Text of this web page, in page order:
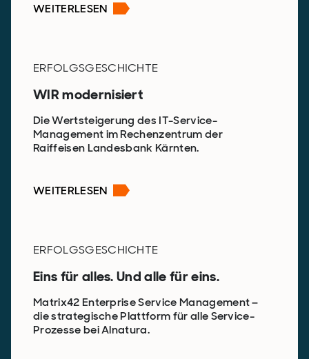
WEITERLESEN
ERFOLGSGESCHICHTE
WIR modernisiert
Die Wertsteigerung des IT-Service-
Management im Rechenzentrum der
Raiffeisen Landesbank Kärnten.
WEITERLESEN
ERFOLGSGESCHICHTE
Eins für alles. Und alle für eins.
Matrix42 Enterprise Service Management –
die strategische Plattform für alle Service-
Prozesse bei Alnatura.